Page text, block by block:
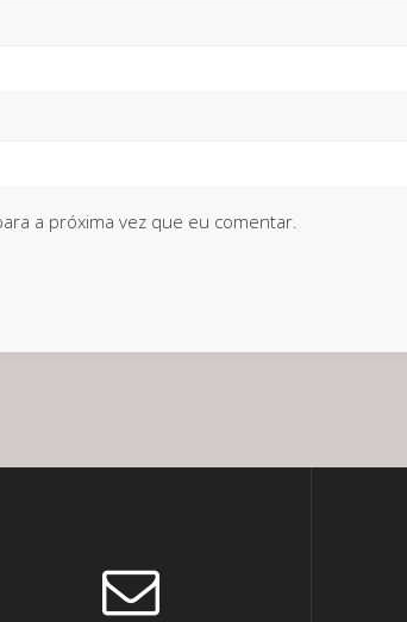
a próxima vez que eu comentar.